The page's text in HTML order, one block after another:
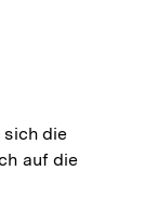
sich die
auf die